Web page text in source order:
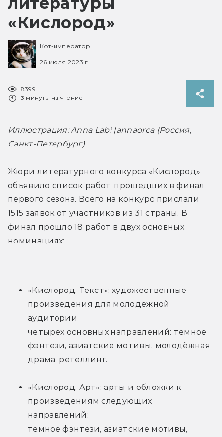
«Кислород»
Кот-император
26 июля 2023 г.
8399
3 минуты на чтение
Иллюстрация: Anna Labi |annaorca (Россия,
Санкт-Петербург)
Жюри литературного конкурса «Кислород»
объявило список работ, прошедших в финал
первого сезона. Всего на конкурс прислали
1515 заявок от участников из 31 страны. В
финал прошло 18 работ в двух основных
номинациях:
«Кислород. Текст»: художественные
произведения для молодёжной
аудитории
четырёх основных направлений: тёмное
фэнтези, азиатские мотивы, молодёжная
драма, ретеллинг.
«Кислород. Арт»: арты и обложки к
произведениям следующих
направлений:
тёмное фэнтези, азиатские мотивы,